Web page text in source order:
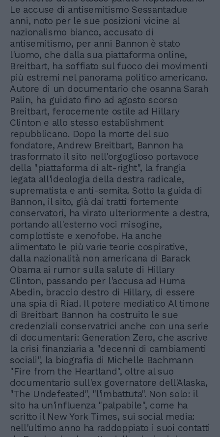
Le accuse di antisemitismo Sessantadue
anni, noto per le sue posizioni vicine al
nazionalismo bianco, accusato di
antisemitismo, per anni Bannon è stato
l'uomo, che dalla sua piattaforma online,
Breitbart, ha soffiato sul fuoco dei movimenti
più estremi nel panorama politico americano.
Autore di un documentario che osanna Sarah
Palin, ha guidato fino ad agosto scorso
Breitbart, ferocemente ostile ad Hillary
Clinton e allo stesso establishment
repubblicano. Dopo la morte del suo
fondatore, Andrew Breitbart, Bannon ha
trasformato il sito nell'orgoglioso portavoce
della "piattaforma di alt-right", la frangia
legata all'ideologia della destra radicale,
suprematista e anti-semita. Sotto la guida di
Bannon, il sito, già dai tratti fortemente
conservatori, ha virato ulteriormente a destra,
portando all'esterno voci misogine,
complottiste e xenofobe. Ha anche
alimentato le più varie teorie cospirative,
dalla nazionalità non americana di Barack
Obama ai rumor sulla salute di Hillary
Clinton, passando per l'accusa ad Huma
Abedin, braccio destro di Hillary, di essere
una spia di Riad. Il potere mediatico Al timone
di Breitbart Bannon ha costruito le sue
credenziali conservatrici anche con una serie
di documentari: Generation Zero, che ascrive
la crisi finanziaria a "decenni di cambiamenti
sociali", la biografia di Michelle Bachmann
"Fire from the Heartland", oltre al suo
documentario sull'ex governatore dell'Alaska,
"The Undefeated", "l'imbattuta". Non solo: il
sito ha un'influenza "palpabile", come ha
scritto il New York Times, sui social media:
nell'ultimo anno ha raddoppiato i suoi contatti